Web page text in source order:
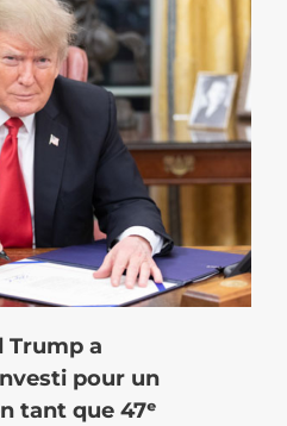
Trump a
pour un
tant que 47ᵉ